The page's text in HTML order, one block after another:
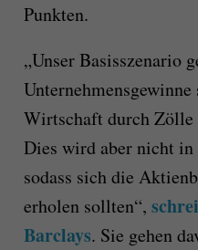
Punkten.
„Unser Basisszenario
Wirtschaft durch
Dies wird aber nicht in
sodass sich die
erholen sollten“,
Barclays. Sie gehen